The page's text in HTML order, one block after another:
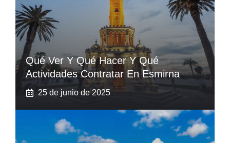
Qué Ver Y Qué Hacer Y Qué
Actividades Contratar En Esmirna
25 de junio de 2025